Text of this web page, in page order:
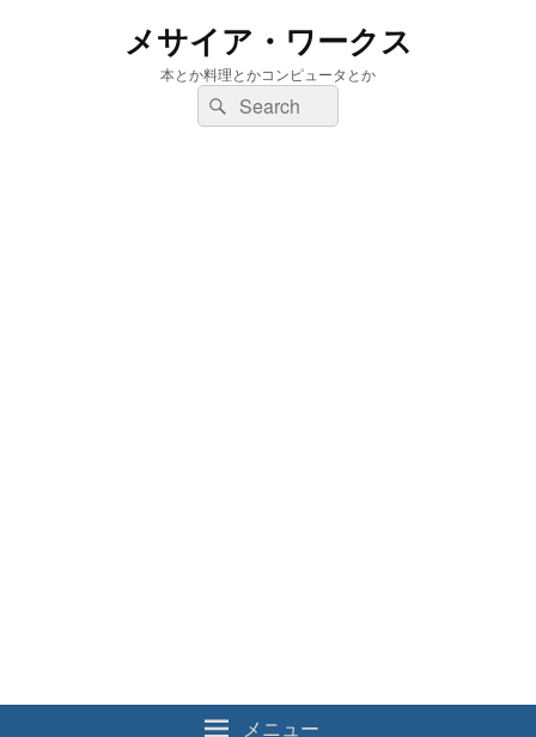
メサイア・ワークス
本とか料理とかコンピュータとか
検
索:
検
索
メニュー